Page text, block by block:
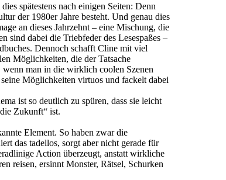
spätestens nach einigen Seiten: Denn
der 1980er Jahre besteht. Und genau dies
an dieses Jahrzehnt – eine Mischung, die
sind dabei die Triebfeder des Lesespaßes –
Dennoch schafft Cline mit viel
Möglichkeiten, die der Tatsache
man in die wirklich coolen Szenen
Möglichkeiten virtuos und fackelt dabei
ist so deutlich zu spüren, dass sie leicht
Zukunft“ ist.
Element. So haben zwar die
das tadellos, sorgt aber nicht gerade für
Action überzeugt, anstatt wirkliche
reisen, ersinnt Monster, Rätsel, Schurken